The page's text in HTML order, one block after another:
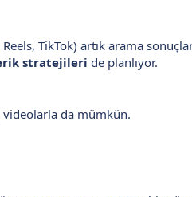
TikTok) artık arama
stratejileri de planlıyor.
videolarla da mümkün.